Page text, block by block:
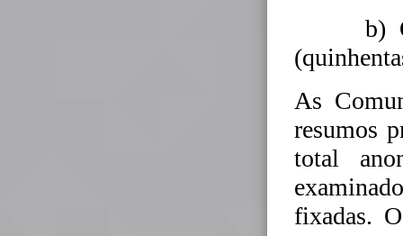
b) Os
As
resumos
total
fixadas.